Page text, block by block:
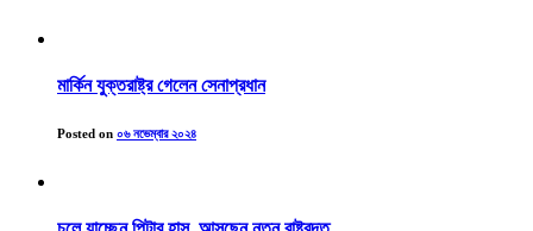
মার্কিন যুক্তরাষ্ট্র গেলেন সেনাপ্রধান
Posted on ০৬ নভেম্বার ২০২৪